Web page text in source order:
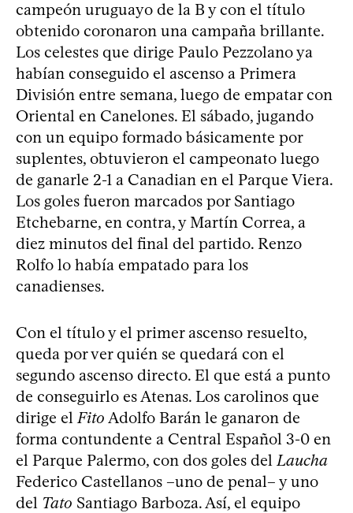
campeón uruguayo de la B y con el título
obtenido coronaron una campaña brillante.
Los celestes que dirige Paulo Pezzolano ya
habían conseguido el ascenso a Primera
División entre semana, luego de empatar con
Oriental en Canelones. El sábado, jugando
con un equipo formado básicamente por
suplentes, obtuvieron el campeonato luego
de ganarle 2-1 a Canadian en el Parque Viera.
Los goles fueron marcados por Santiago
Etchebarne, en contra, y Martín Correa, a
diez minutos del final del partido. Renzo
Rolfo lo había empatado para los
canadienses.
Con el título y el primer ascenso resuelto,
queda por ver quién se quedará con el
segundo ascenso directo. El que está a punto
de conseguirlo es Atenas. Los carolinos que
dirige elFito Adolfo Barán le ganaron de
forma contundente a Central Español 3-0 en
el Parque Palermo, con dos goles delLaucha
Federico Castellanos –uno de penal– y uno
del Tato Santiago Barboza. Así, el equipo